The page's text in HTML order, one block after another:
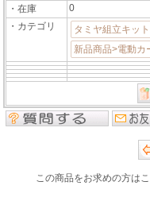
・在庫
0
・カテゴリ
タミヤ組立キッ
新品商品>電動カ
この商品をお求めの方は